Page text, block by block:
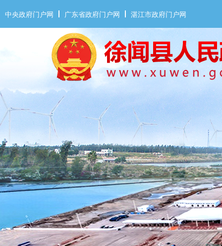
中央政府门户网 广东省政府门户网 湛江市政府门户网